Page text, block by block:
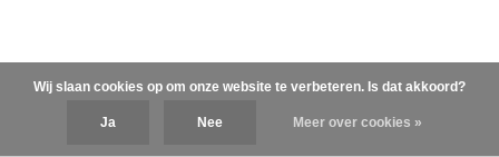
Wij slaan cookies op om onze website te verbeteren. Is dat akkoord?
Ja Nee Meer over cookies »